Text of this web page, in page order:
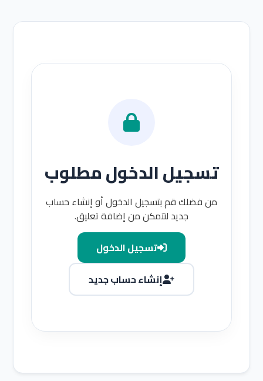
تسجيل الدخول مطلوب
من فضلك قم بتسجيل الدخول أو إنشاء حساب
جديد لتتمكن من إضافة تعليق.
تسجيل الدخول
إنشاء حساب جديد